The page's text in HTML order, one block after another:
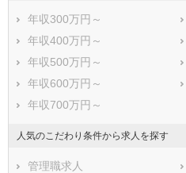
年収300万円～
年収400万円～
年収500万円～
年収600万円～
年収700万円～
人気のこだわり条件から求人を探す
管理職求人